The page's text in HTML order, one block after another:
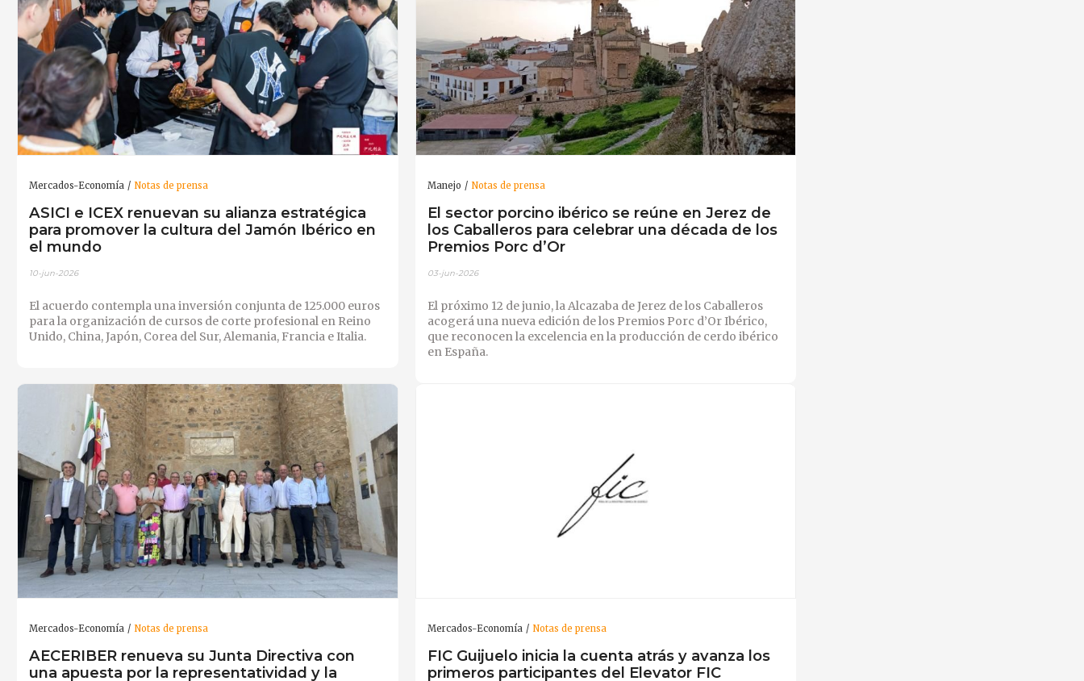
Mercados-Economía Notas de prensa
ASICI e ICEX renuevan su alianza estratégica
para promover la cultura del Jamón Ibérico en
el mundo
10-jun-2026
El acuerdo contempla una inversión conjunta de 125.000 euros
para la organización de cursos de corte profesional en Reino
Unido, China, Japón, Corea del Sur, Alemania, Francia e Italia.
Manejo Notas de prensa
El sector porcino ibérico se reúne en Jerez de
los Caballeros para celebrar una década de los
Premios Porc d’Or
03-jun-2026
El próximo 12 de junio, la Alcazaba de Jerez de los Caballeros
acogerá una nueva edición de los Premios Porc d’Or Ibérico,
que reconocen la excelencia en la producción de cerdo ibérico
en España.
Mercados-Economía Notas de prensa
AECERIBER renueva su Junta Directiva con
una apuesta por la representatividad y la
Mercados-Economía Notas de prensa
FIC Guijuelo inicia la cuenta atrás y avanza los
primeros participantes del Elevator FIC